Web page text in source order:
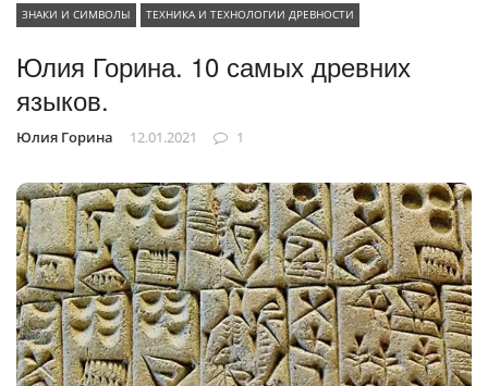
ЗНАКИ И СИМВОЛЫ ТЕХНИКА И ТЕХНОЛОГИИ ДРЕВНОСТИ
Юлия Горина. 10 самых древних
языков.
Юлия Горина 12.01.2021 1